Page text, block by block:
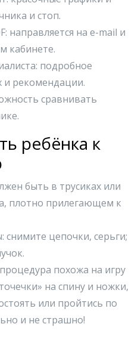
и стоп.
направляется на e-mail и
кабинете.
подробное
и рекомендации.
сравнивать
ребёнка к
быть в трусиках или
плотно прилегающем к
цепочки, серьги;
похожа на игру
на спину и ножки,
или пройтись по
и не страшно!